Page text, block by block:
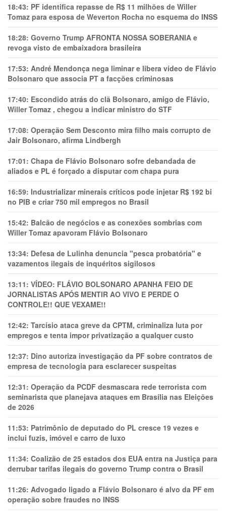
18:43: PF identifica repasse de R$ 11 milhões de Willer
Tomaz para esposa de Weverton Rocha no esquema do INSS
18:28: Governo Trump AFRONTA NOSSA SOBERANIA e
revoga visto de embaixadora brasileira
17:53: André Mendonça nega liminar e libera vídeo de Flávio
Bolsonaro que associa PT a facções criminosas
17:40: Escondido atrás do clã Bolsonaro, amigo de Flávio,
Willer Tomaz , chegou a indicar ministro do STF
17:08: Operação Sem Desconto mira filho mais corrupto de
Jair Bolsonaro, afirma Lindbergh
17:01: Chapa de Flávio Bolsonaro sofre debandada de
aliados e PL é forçado a disputar com chapa pura
16:59: Industrializar minerais críticos pode injetar R$ 192 bi
no PIB e criar 750 mil empregos no Brasil
15:42: Balcão de negócios e as conexões sombrias com
Willer Tomaz apavoram Flávio Bolsonaro
13:34: Defesa de Lulinha denuncia "pesca probatória" e
vazamentos ilegais de inquéritos sigilosos
13:11: VÍDEO: FLÁVIO BOLSONARO APANHA FEIO DE
JORNALISTAS APÓS MENTIR AO VIVO E PERDE O
CONTROLE!! QUE VEXAME!!
12:42: Tarcísio ataca greve da CPTM, criminaliza luta por
empregos e tenta impor privatização a qualquer custo
12:37: Dino autoriza investigação da PF sobre contratos de
empresa de tecnologia para esclarecer suspeitas
12:31: Operação da PCDF desmascara rede terrorista com
seminarista que planejava ataques em Brasília nas Eleições
de 2026
11:53: Patrimônio de deputado do PL cresce 19 vezes e
inclui fuzis, imóvel e carro de luxo
11:34: Coalizão de 25 estados dos EUA entra na Justiça para
derrubar tarifas ilegais do governo Trump contra o Brasil
11:26: Advogado ligado a Flávio Bolsonaro é alvo da PF em
operação sobre fraudes no INSS